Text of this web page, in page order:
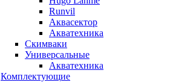
Runvil
Аквасектор
Акватехника
Скимваки
Универсальные
Акватехника
Комплектующие